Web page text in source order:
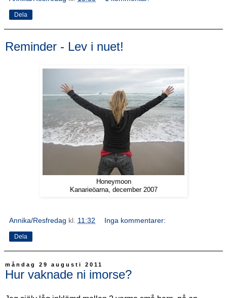
Dela
Reminder - Lev i nuet!
Honeymoon
Kanarieöarna, december 2007
Annika/Resfredag kl. 11:32 Inga kommentarer:
Dela
måndag 29 augusti 2011
Hur vaknade ni imorse?